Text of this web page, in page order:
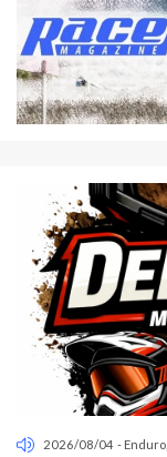
2026/08/04 - Enduro